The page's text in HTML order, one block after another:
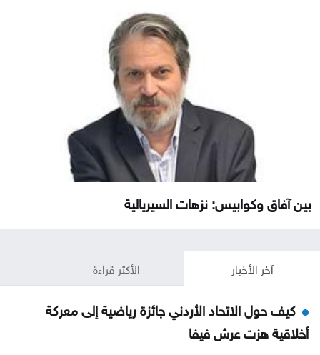
بين آفاق وكوابيس: نزهات السيريالية
آخر الأخبار الأكثر قراءة
كيف حول الاتحاد الأردني جائزة رياضية إلى معركة
أخلاقية هزت عرش فيفا